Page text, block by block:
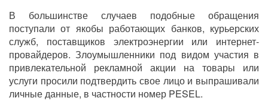
В большинстве случаев подобные обращения
поступали от якобы работающих банков, курьерских
служб, поставщиков электроэнергии или интернет-
провайдеров. Злоумышленники под видом участия в
привлекательной рекламной акции на товары или
услуги просили подтвердить свое лицо и выпрашивали
личные данные, в частности номер PESEL.